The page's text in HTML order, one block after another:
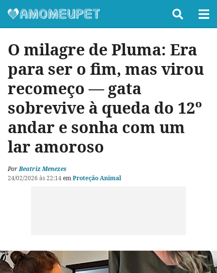
O milagre de Pluma: Era
para ser o fim, mas virou
recomeço — gata
sobrevive à queda do 12º
andar e sonha com um
lar amoroso
PorBeatriz Menezes
24/02/2026 às 22:14emProteção Animal